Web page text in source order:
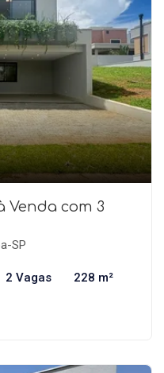
Venda com 3
SP
2 Vagas 228 m²